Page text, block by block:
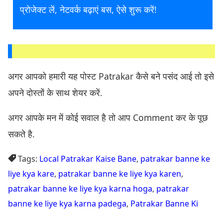
प्रोजेक्ट लें, नेटवर्क बढ़ाएं बस, ऐसे शुरू करें!
अगर आपको हमारी यह पोस्ट Patrakar कैसे बने पसंद आई तो इसे
अपने दोस्तों के साथ शेयर करें.
अगर आपके मन में कोई सवाल है तो आप Comment कर के पूछ
सकते है.
Tags: Local Patrakar Kaise Bane, patrakar banne ke
liye kya kare, patrakar banne ke liye kya karen,
patrakar banne ke liye kya karna hoga, patrakar
banne ke liye kya karna padega, Patrakar Banne Ki